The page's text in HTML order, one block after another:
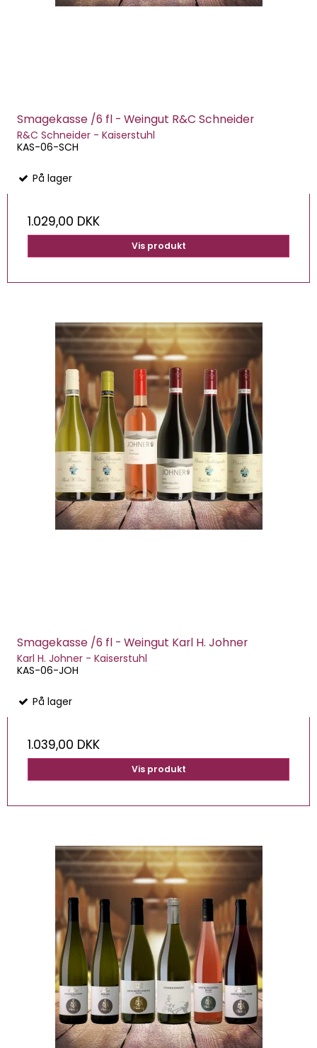
Smagekasse /6 fl - Weingut R&C Schneider
R&C Schneider - Kaiserstuhl
KAS-06-SCH
På lager
1.029,00 DKK
Vis produkt
Smagekasse /6 fl - Weingut Karl H. Johner
Karl H. Johner - Kaiserstuhl
KAS-06-JOH
På lager
1.039,00 DKK
Vis produkt